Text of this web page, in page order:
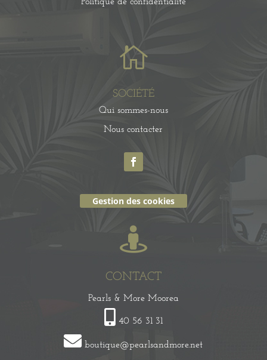

SOCIÉTÉ
Qui sommes-nous
Nous contacter
Gestion des cookies

CONTACT
Pearls & More Moorea
40 56 31 31
boutique@pearlsandmore.net